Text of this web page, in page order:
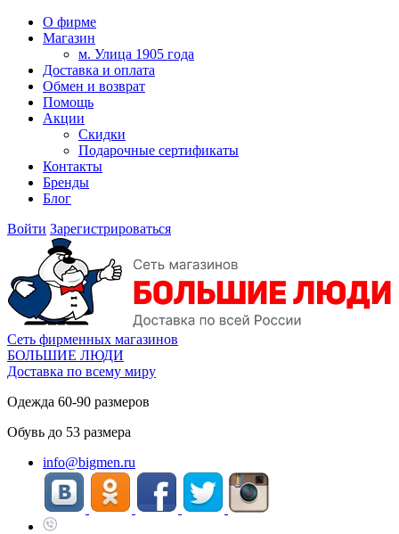
О фирме
Магазин
м. Улица 1905 года
Доставка и оплата
Обмен и возврат
Помощь
Акции
Скидки
Подарочные сертификаты
Контакты
Бренды
Блог
Войти Зарегистрироваться
Сеть фирменных магазинов
БОЛЬШИЕ ЛЮДИ
Доставка по всему миру
Одежда 60-90 размеров
Обувь до 53 размера
info@bigmen.ru